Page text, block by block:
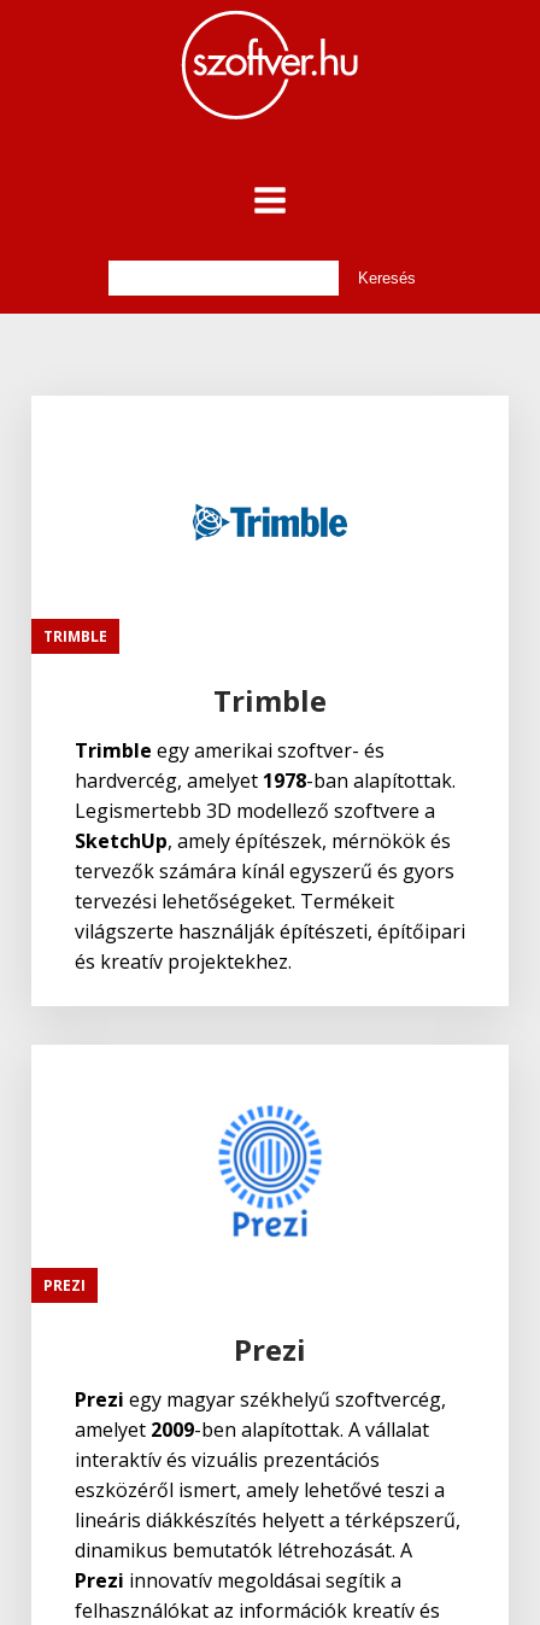
TRIMBLE
Trimble
Trimble egy amerikai szoftver- és
hardvercég, amelyet 1978-ban alapítottak.
Legismertebb 3D modellező szoftvere a
SketchUp, amely építészek, mérnökök és
tervezők számára kínál egyszerű és gyors
tervezési lehetőségeket. Termékeit
világszerte használják építészeti, építőipari
és kreatív projektekhez.
PREZI
Prezi
Prezi egy magyar székhelyű szoftvercég,
amelyet 2009-ben alapítottak. A vállalat
interaktív és vizuális prezentációs
eszközéről ismert, amely lehetővé teszi a
lineáris diákkészítés helyett a térképszerű,
dinamikus bemutatók létrehozását. A
Prezi innovatív megoldásai segítik a
felhasználókat az információk kreatív és